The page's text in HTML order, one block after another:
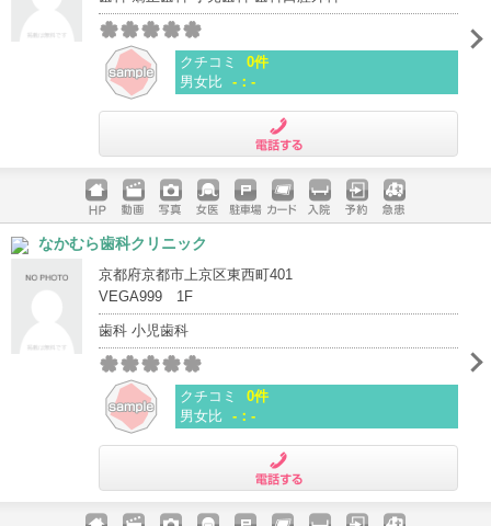
クチコミ
0件
男女比 -：-
ホームペ
ージ
動画 写真 女医 駐車場
クレジッ
入院 予約 急患
なかむら歯科クリニック
京都府京都市上京区東西町401
VEGA999 1F
歯科 小児歯科
クチコミ
0件
男女比 -：-